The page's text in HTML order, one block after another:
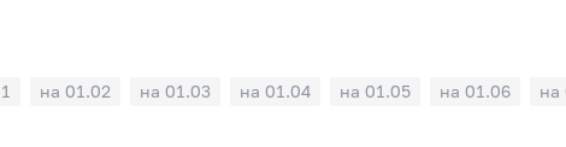
на 01.02 на 01.03 на 01.04 на 01.05 на 01.06 на